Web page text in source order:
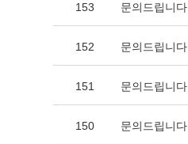
153 문의드립니다.
152 문의드립니다.
151 문의드립니다.
150 문의드립니다.